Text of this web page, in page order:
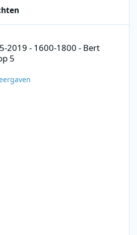
2019 - 1600-1800 - Bert
5